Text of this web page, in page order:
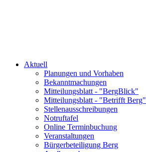
Aktuell
Planungen und Vorhaben
Bekanntmachungen
Mitteilungsblatt - "BergBlick"
Mitteilungsblatt - "Betrifft Berg"
Stellenausschreibungen
Notruftafel
Online Terminbuchung
Veranstaltungen
Bürgerbeteiligung Berg